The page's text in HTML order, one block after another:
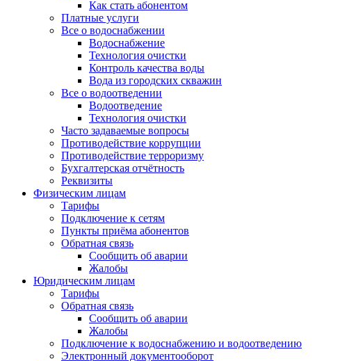
Как стать абонентом
Платные услуги
Все о водоснабжении
Водоснабжение
Технология очистки
Контроль качества воды
Вода из городских скважин
Все о водоотведении
Водоотведение
Технология очистки
Часто задаваемые вопросы
Противодействие коррупции
Противодействие терроризму
Бухгалтерская отчётность
Реквизиты
Физическим лицам
Тарифы
Подключение к сетям
Пункты приёма абонентов
Обратная связь
Сообщить об аварии
Жалобы
Юридическим лицам
Тарифы
Обратная связь
Сообщить об аварии
Жалобы
Подключение к водоснабжению и водоотведению
Электронный документооборот